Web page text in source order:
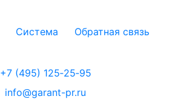
Система Обратная связь
+7 (495) 125‑25‑95
info@garant-pr.ru